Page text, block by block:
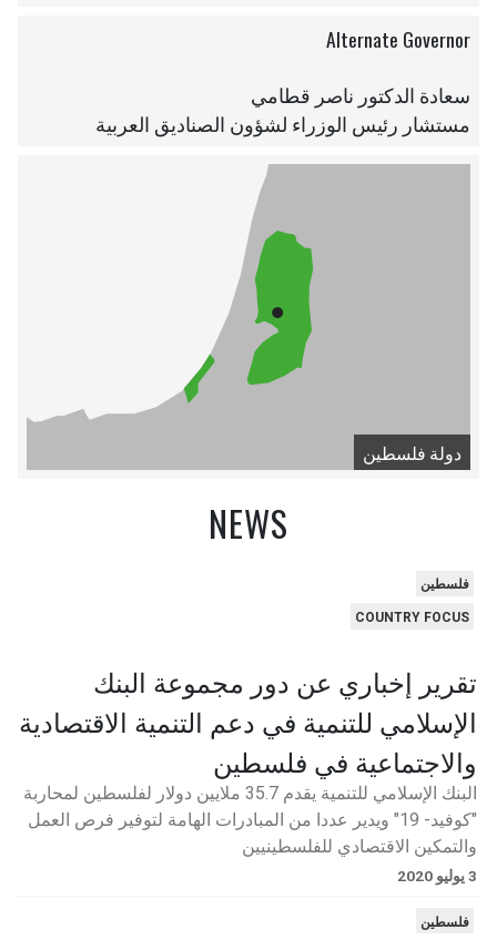
Alternate Governor
سعادة الدكتور ناصر قطامي
مستشار رئيس الوزراء لشؤون الصناديق العربية
دولة فلسطين
NEWS
فلسطين
COUNTRY FOCUS
تقرير إخباري عن دور مجموعة البنك
الإسلامي للتنمية في دعم التنمية الاقتصادية
والاجتماعية في فلسطين
البنك الإسلامي للتنمية يقدم 35.7 ملايين دولار لفلسطين لمحاربة
"كوفيد- 19" ويدير عددا من المبادرات الهامة لتوفير فرص العمل
والتمكين الاقتصادي للفلسطينيين
3 يوليو 2020
فلسطين